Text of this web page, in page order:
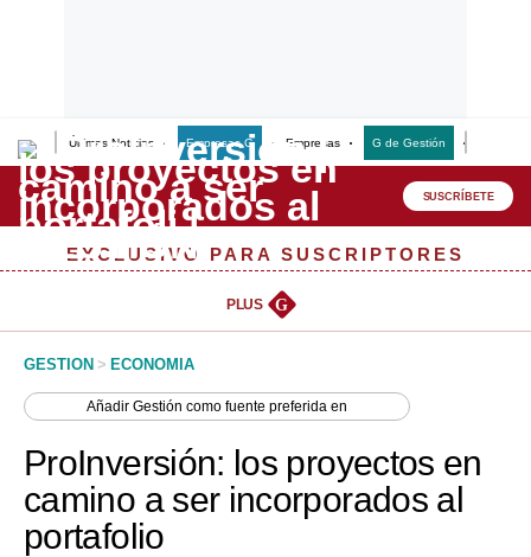
Últimas Noticias Empresas G Empresas G de Gestión
Lo último
Peru Quiosco
Management & Empleo
Perú
Política
SUSCRÍBETE
EXCLUSIVO PARA SUSCRIPTORES
PLUS G
GESTION > ECONOMIA
AñadirGestión como fuente preferida en
ProInversión: los proyectos en
camino a ser incorporados al
portafolio